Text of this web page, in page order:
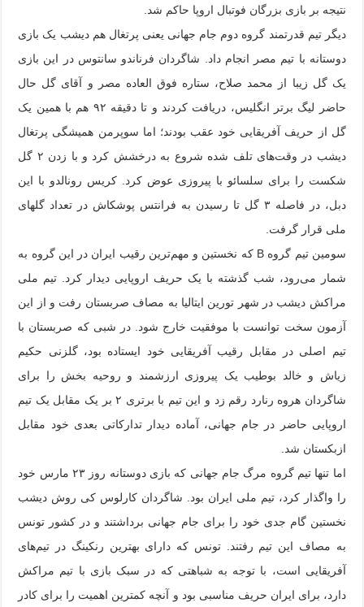
نتیجه بر بازی بزرگان فوتبال اروپا حاکم شد.
دیگر تیم قدرتمند گروه دوم جام جهانی یعنی پرتغال هم دیشب یک بازی
دوستانه با تیم مصر انجام داد. شاگردان فرناندو سانتوس در این بازی
یک گل زیبا از محمد صلاح، ستاره فوق العاده مصر و آقای گل حال
حاضر لیگ برتر انگلیس، دریافت کردند و تا دقیقه ۹۲ هم با همین یک
گل از حریف آفریقایی خود عقب بودند؛ اما سوپرمن همیشگی پرتغال
دیشب در وقت‌های تلف شده شروع به درخشش کرد و با زدن ۲ گل
شکست را برای سلسائو با پیروزی عوض کرد. کریس رونالدو با این
دبل، در فاصله ۳ گل تا رسیدن به فرانتس پوشکاش در تعداد گلهای
ملی قرار گرفت.
سومین تیم گروه B که نخستین و مهم‌ترین رقیب ایران در این گروه به
شمار می‌رود، شب گذشته با یک حریف اروپایی دیدار کرد. تیم ملی
مراکش دیشب در شهر تورین ایتالیا به مصاف صربستان رفت و از این
آزمون سخت توانست با موفقیت خارج شود. در شبی که صربستان با
تیم اصلی در مقابل رقیب آفریقایی خود ایستاده بود، گلزنی حکیم
زیاش و خالد بوطیب یک پیروزی ارزشمند و روحیه بخش را برای
شاگردان هروه رنارد رقم زد و این تیم با برتری ۲ بر یک مقابل یک تیم
اروپایی حاضر در جام جهانی، آماده دیدار تدارکاتی بعدی خود مقابل
ازبکستان شد.
اما تنها تیم گروه مرگ جام جهانی که بازی دوستانه روز ۲۳ مارس خود
را واگذار کرد، تیم ملی ایران بود. شاگردان کارلوس کی روش دیشب
نخستین گام جدی خود را برای جام جهانی برداشتند و در کشور تونس
به مصاف این تیم رفتند. تونس که دارای بهترین رنکینگ در تیم‌های
آفریقایی است، با توجه به شباهتی که در سبک بازی با تیم مراکش
دارد، برای ایران حریف مناسبی بود و آنچه کمترین اهمیت را برای کادر